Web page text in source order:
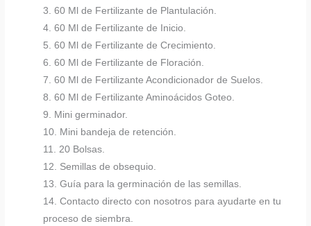
3. 60 Ml de Fertilizante de Plantulación.
4. 60 Ml de Fertilizante de Inicio.
5. 60 Ml de Fertilizante de Crecimiento.
6. 60 Ml de Fertilizante de Floración.
7. 60 Ml de Fertilizante Acondicionador de Suelos.
8. 60 Ml de Fertilizante Aminoácidos Goteo.
9. Mini germinador.
10. Mini bandeja de retención.
11. 20 Bolsas.
12. Semillas de obsequio.
13. Guía para la germinación de las semillas.
14. Contacto directo con nosotros para ayudarte en tu
proceso de siembra.